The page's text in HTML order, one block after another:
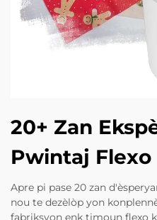
20+ Zan
Pwintaj Flexo
Apre pi pase 20 zan
nou te dezèlòp yon
fabriksyon enk timoun flexo